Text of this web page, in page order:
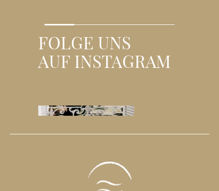
FOLGE UNS
AUF INSTAGRAM